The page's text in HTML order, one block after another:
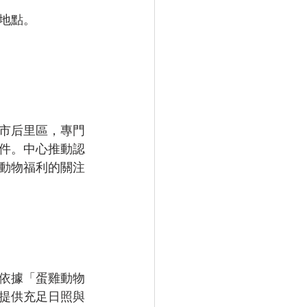
。
后里區，專門
。中心推動認
物福利的關注
據「蛋雞動物
供充足日照與